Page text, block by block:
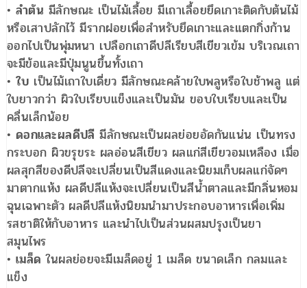
• ลำต้น มีลักษณะ เป็นไม้เลื้อย มีเถาเลื้อยยึดเกาะติดกับต้นไม้
หรือเสาปลักไว้ มีรากฝอยเพื่อสำหรับยึดเกาะและแตกกิ่งก้าน
ออกไปเป็นพุ่มหนา เปลือกเถาดีปลีเรียบสีเขียวเข้ม บริเวณเถา
จะมีข้อและมีปุ่มนูนขึ้นทั้งเถา
• ใบ เป็นไม้เถาใบเดี่ยว มีลักษณะคล้ายใบพลูหรือใบช้าพลู แต่
ใบยาวกว่า ผิวใบเรียบแข็งและเป็นมัน ขอบใบเรียบและเป็น
คลื่นเล็กน้อย
• ดอกและผลดีปลี มีลักษณะเป็นผลย่อยอัดกันแน่น เป็นทรง
กระบอก ผิวขรุขระ ผลอ่อนสีเขียว ผลแก่สีเขียวอมเหลือง เมื่อ
ผลสุกสีของดีปลีจะเปลี่ยนเป็นสีแดงและนิยมเก็บผลแก่จัดๆ
มาตากแห้ง ผลดีปลีแห้งจะเปลี่ยนเป็นสีน้ำตาลและมีกลิ่นหอม
ฉุนเฉพาะตัว ผลดีปลีแห้งนิยมนำมาประกอบอาหารเพื่อเพิ่ม
รสชาติให้กับอาหาร และนำไปเป็นส่วนผสมปรุงเป็นยา
สมุนไพร
• เมล็ด ในผลย่อยจะมีเมล็ดอยู่ 1 เมล็ด ขนาดเล็ก กลมและ
แข็ง